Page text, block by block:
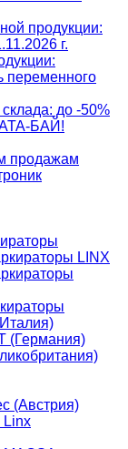
продукции:
г.
переменного
до -50%
БАЙ!
продажам
LINX
(Германия)
(Австрия)
Linx